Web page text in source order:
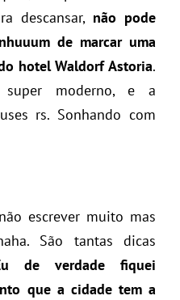
descansar, não pode
de marcar uma
hotel Waldorf Astoria.
moderno, e a
rs. Sonhando com
escrever muito mas
São tantas dicas
de verdade fiquei
que a cidade tem a